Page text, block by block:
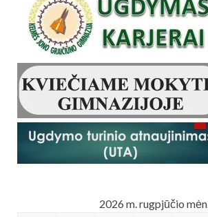
2026 m. rugpjūčio mėn.